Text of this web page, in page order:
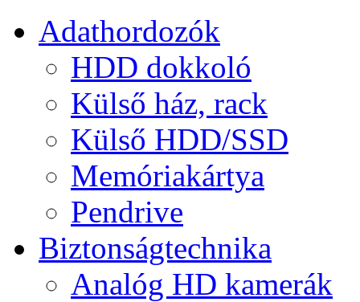
Adathordozók
HDD dokkoló
Külső ház, rack
Külső HDD/SSD
Memóriakártya
Pendrive
Biztonságtechnika
Analóg HD kamerák